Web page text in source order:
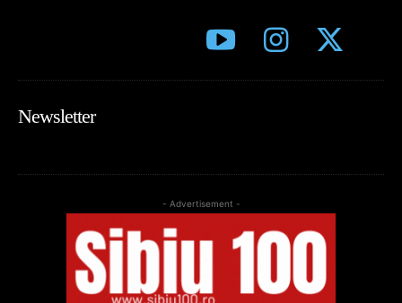
Newsletter
- Advertisement -